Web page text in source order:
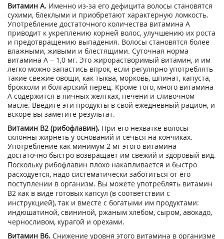
Витамин А. Именно из-за его дефицита волосы становятся
сухими, блеклыми и приобретают характерную ломкость.
Употребление достаточного количества витамина А
приводит к укреплению корней волос, улучшению их роста
и предотвращению выпадения. Волосы становятся более
влажными, живыми и блестящими. Суточная норма
витамина А – 1,0 мг. Это жирорастворимый витамин, и им
легко можно запастись впрок, если регулярно употреблять
такие свежие овощи, как тыква, морковь, шпинат, капуста,
брокколи и болгарский перец. Кроме того, много витамина
А содержится в яичных желтках, печени и сливочном
масле. Введите эти продукты в свой ежедневный рацион, и
вскоре вы заметите результат.
Витамин В2 (рибофлавин). При его нехватке волосы
склонны жирнеть у оснований и сечься на кончиках.
Употребление как минимум 2 мг этого витамина
достаточно быстро возвращает им свежий и здоровый вид.
Поскольку рибофлавин плохо накапливается и быстро
расходуется, надо систематически заботиться от его
поступлении в организм. Вы можете употреблять витамин
В2 как в виде готовых капсул (в соответствии с
инструкцией), так и вместе с богатыми им продуктами:
индюшатиной, свининой, ржаным хлебом, сыром, авокадо,
черносливом, курагой и орехами.
Витамин В6. Снижение уровня этого витамина в организме